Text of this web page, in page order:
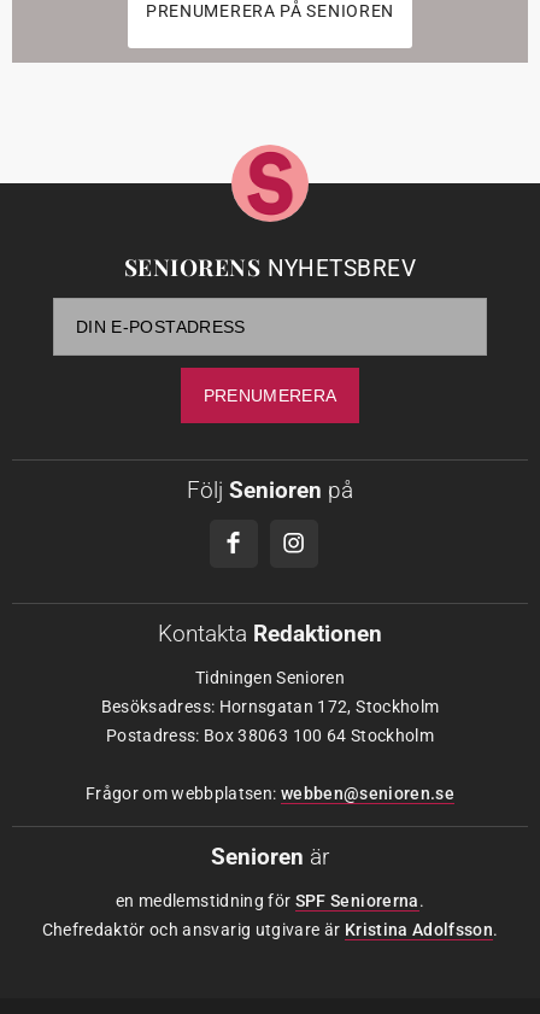
PRENUMERERA PÅ SENIOREN
SENIORENS NYHETSBREV
Följ Senioren på
Kontakta Redaktionen
Tidningen Senioren
Besöksadress: Hornsgatan 172, Stockholm
Postadress: Box 38063 100 64 Stockholm
Frågor om webbplatsen: webben@senioren.se
Senioren är
en medlemstidning för SPF Seniorerna.
Chefredaktör och ansvarig utgivare är Kristina Adolfsson.